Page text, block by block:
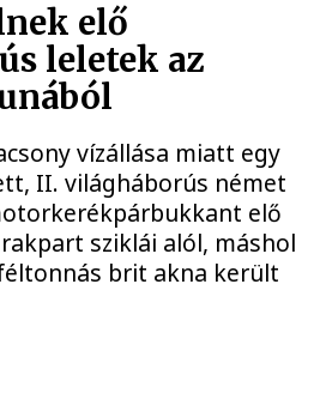
elő
leletek az
vízállása miatt egy
II. világháborús német
elő
sziklái alól, máshol
brit akna került